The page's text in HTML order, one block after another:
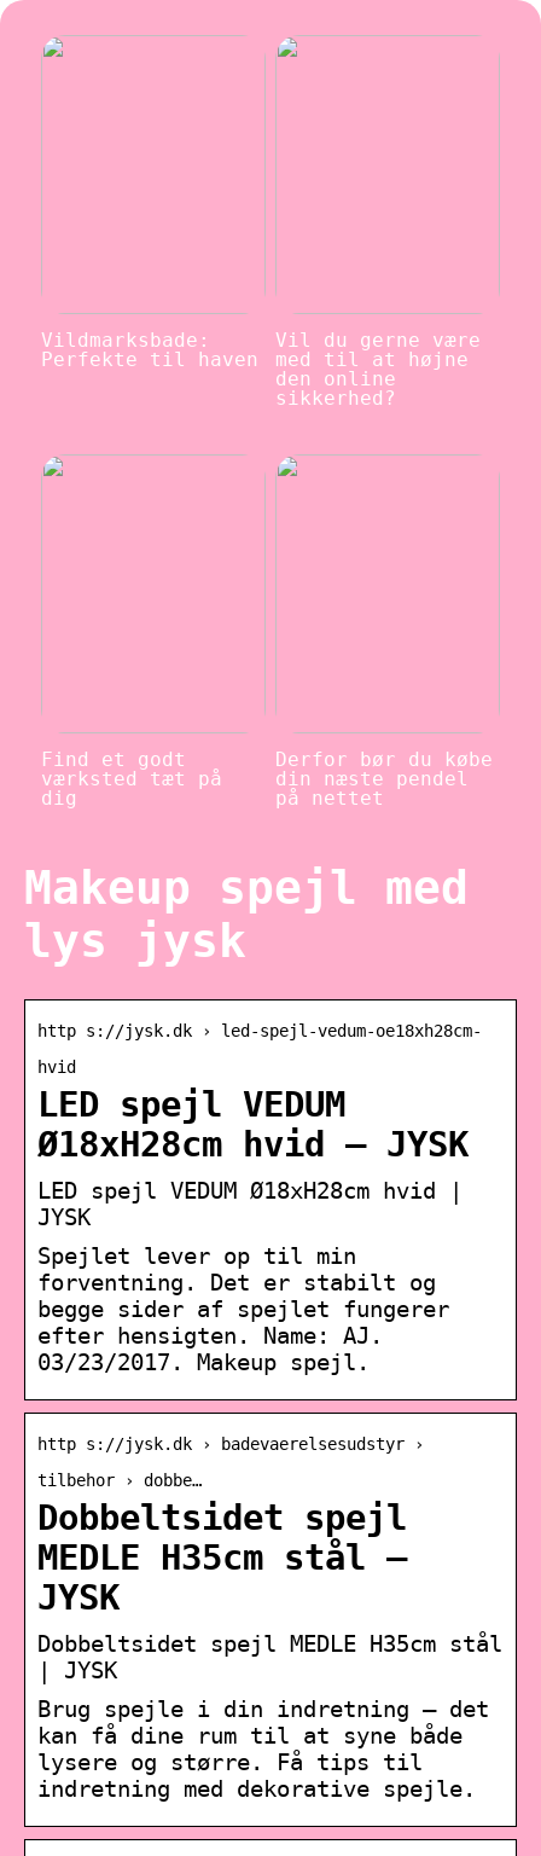
Vildmarksbade:
Perfekte til haven
Vil du gerne være
med til at højne
den online
sikkerhed?
Find et godt
værksted tæt på
dig
Derfor bør du købe
din næste pendel
på nettet
Makeup spejl med
lys jysk
http s://jysk.dk › led-spejl-vedum-oe18xh28cm-
hvid
LED spejl VEDUM
Ø18xH28cm hvid – JYSK
LED spejl VEDUM Ø18xH28cm hvid |
JYSK
Spejlet lever op til min
forventning. Det er stabilt og
begge sider af spejlet fungerer
efter hensigten. Name: AJ.
03/23/2017. Makeup spejl.
http s://jysk.dk › badevaerelsesudstyr ›
tilbehor › dobbe…
Dobbeltsidet spejl
MEDLE H35cm stål –
JYSK
Dobbeltsidet spejl MEDLE H35cm stål
| JYSK
Brug spejle i din indretning – det
kan få dine rum til at syne både
lysere og større. Få tips til
indretning med dekorative spejle.